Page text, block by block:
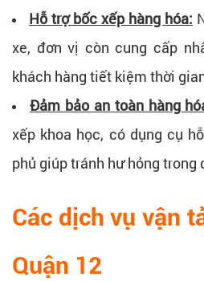
Hỗ trợ bốc xếp hàng hóa:
xe, đơn vị còn cung cấp
khách hàng tiết kiệm thời
Đảm bảo an toàn hàng
xếp khoa học, có dụng cụ
phủ giúp tránh hư hỏng trong
Các dịch vụ vận
Quận 12